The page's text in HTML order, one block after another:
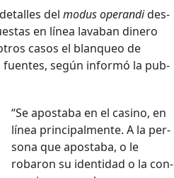
del modus operan­dides­
en línea lava­ban dinero
casos el blan­queo de
fuentes, según infor­mó la pub­
“Se apos­ta­ba en el casi­no, en
línea prin­ci­pal­mente. A la per­
sona que apos­ta­ba, o le
robaron su iden­ti­dad o la con­